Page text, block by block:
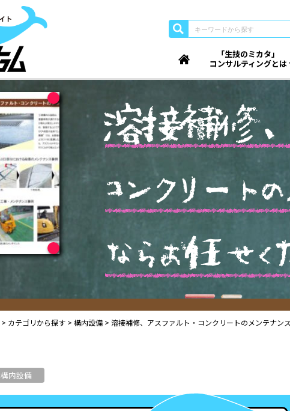
「生技のミカタ」
コンサルティングとは
溶接補修、
コンクリ ー トの
ならお任せく
> カテゴリから探す > 構内設備 > 溶接補修、アスファルト・コンクリートのメンテナン
構内設備